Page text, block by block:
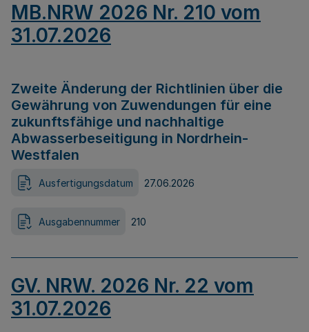
MB.NRW 2026 Nr. 210 vom
31.07.2026
Zweite Änderung der Richtlinien über die
Gewährung von Zuwendungen für eine
zukunftsfähige und nachhaltige
Abwasserbeseitigung in Nordrhein-
Westfalen
Ausfertigungsdatum 27.06.2026
Ausgabennummer 210
GV. NRW. 2026 Nr. 22 vom
31.07.2026